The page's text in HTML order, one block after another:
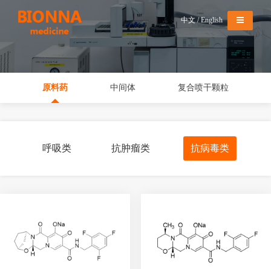
导航切换
中文/English
原料药 中间体 复合喷干颗粒
呼吸类 抗肿瘤类 抗病毒类